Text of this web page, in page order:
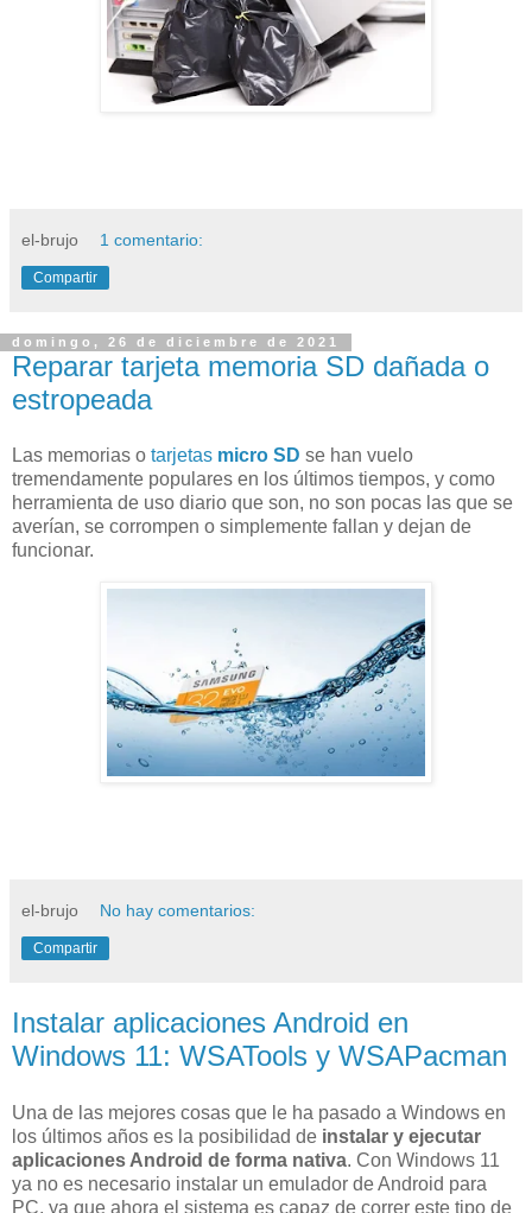
el-brujo 1 comentario:
Compartir
domingo, 26 de diciembre de 2021
Reparar tarjeta memoria SD dañada o
estropeada
Las memorias o tarjetas micro SD se han vuelo
tremendamente populares en los últimos tiempos, y como
herramienta de uso diario que son, no son pocas las que se
averían, se corrompen o simplemente fallan y dejan de
funcionar.
el-brujo No hay comentarios:
Compartir
Instalar aplicaciones Android en
Windows 11: WSATools y WSAPacman
Una de las mejores cosas que le ha pasado a Windows en
los últimos años es la posibilidad de instalar y ejecutar
aplicaciones Android de forma nativa. Con Windows 11
ya no es necesario instalar un emulador de Android para
PC, ya que ahora el sistema es capaz de correr este tipo de